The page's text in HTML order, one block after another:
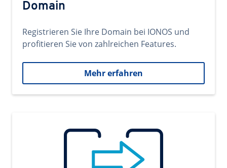
Domain
Registrieren Sie Ihre Domain bei IONOS und
profitieren Sie von zahlreichen Features.
Mehr erfahren